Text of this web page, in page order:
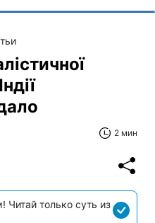
2 мин
только суть из